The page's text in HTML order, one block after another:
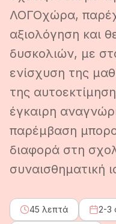
ΛΟΓΟχώρα,
αξιολόγηση και
δυσκολιών, με
ενίσχυση της
της
έγκαιρη
παρέμβαση
διαφορά στη
συναισθηματική
45 λεπτά 2-3